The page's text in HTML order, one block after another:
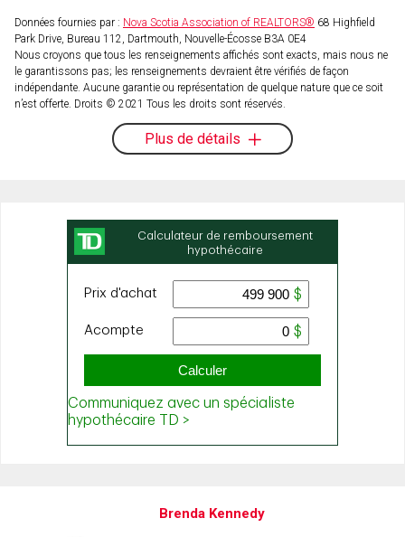
Données fournies par : Nova Scotia Association of REALTORS® 68 Highfield
Park Drive, Bureau 112, Dartmouth, Nouvelle-Écosse B3A 0E4
Nous croyons que tous les renseignements affichés sont exacts, mais nous ne
le garantissons pas; les renseignements devraient être vérifiés de façon
indépendante. Aucune garantie ou représentation de quelque nature que ce soit
n’est offerte. Droits © 2021 Tous les droits sont réservés.
Plus de détails
Brenda Kennedy